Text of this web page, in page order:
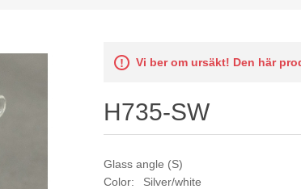
Vi ber om ursäkt! Den här
H735-SW
Glass angle (S)
Color: Silver/white